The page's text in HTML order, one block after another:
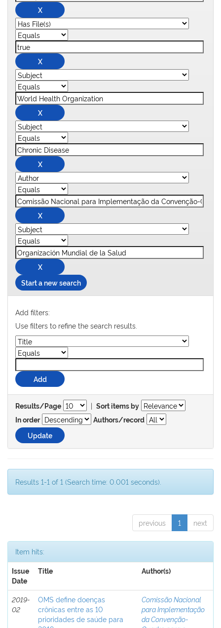
Start a new search
Add filters:
Use filters to refine the search results.
Results/Page | Sort items by
In order
Authors/record
Results 1-1 of 1 (Search time: 0.001 seconds).
previous 1 next
Item hits:
Issue
Date
Title Author(s)
2019-
02
OMS define doenças
crônicas entre as 10
prioridades de saúde para
Comissão Nacional
para Implementação
da Convenção-